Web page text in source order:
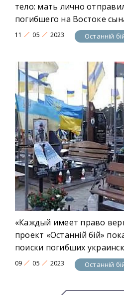
тело: мать лично
погибшего на Востоке
11 05 2023 Останній
«Каждый имеет право
проект «Останній бій»
поиски погибших
09 05 2023 Останній